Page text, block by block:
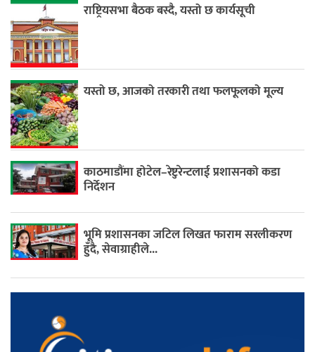
राष्ट्रियसभा बैठक बस्दै, यस्तो छ कार्यसूची
यस्तो छ, आजको तरकारी तथा फलफूलको मूल्य
काठमाडौंमा होटेल–रेष्टुरेन्टलाई प्रशासनको कडा
निर्देशन
भूमि प्रशासनका जटिल लिखत फाराम सरलीकरण
हुँदै, सेवाग्राहीले...